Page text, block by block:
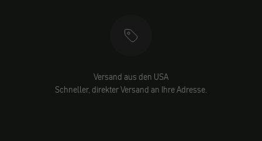
Versand aus den USA
Schneller, direkter Versand an Ihre Adresse.